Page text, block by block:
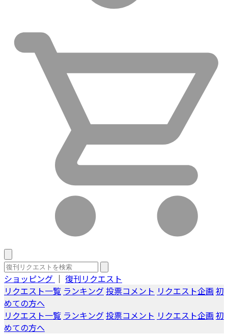
ショッピング ｜ 復刊リクエスト
リクエスト一覧 ランキング投票コメント リクエスト企画 初
めての方へ
リクエスト一覧 ランキング投票コメント リクエスト企画 初
めての方へ